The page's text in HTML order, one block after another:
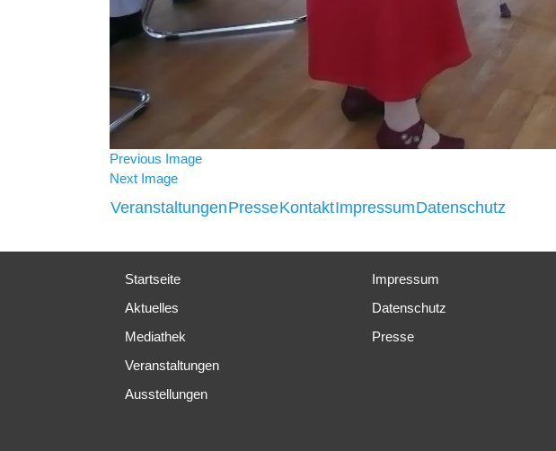
Previous Image
Next Image
VeranstaltungenPresseKontaktImpressumDatenschutz
Startseite
Aktuelles
Mediathek
Veranstaltungen
Ausstellungen
Impressum
Datenschutz
Presse